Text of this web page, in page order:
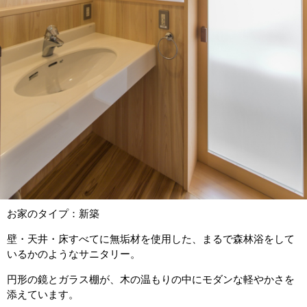
お家のタイプ：新築
壁・天井・床すべてに無垢材を使用した、まるで森林浴をして
いるかのようなサニタリー。
円形の鏡とガラス棚が、木の温もりの中にモダンな軽やかさを
添えています。